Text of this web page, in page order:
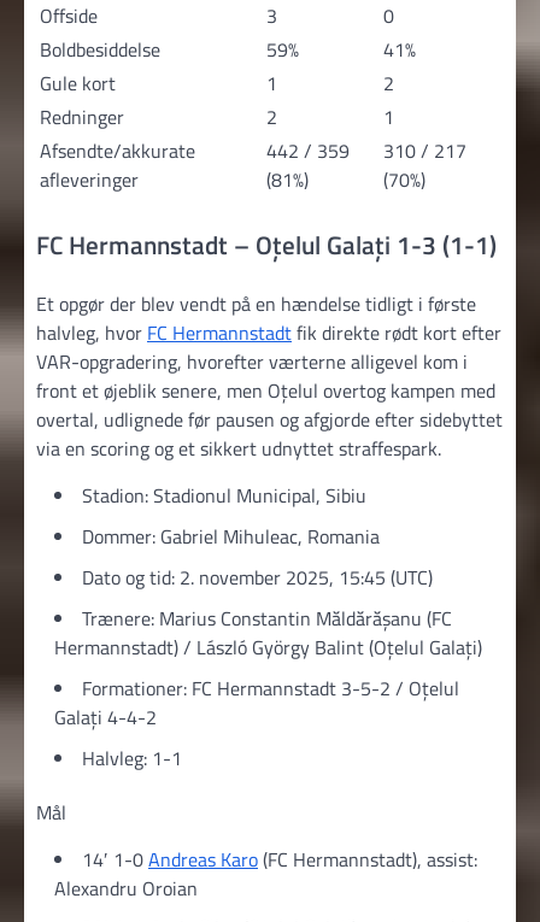
Offside
3
0
Boldbesiddelse
59%
41%
Gule kort
1
2
Redninger
2
1
Afsendte/akkurate
afleveringer
442 / 359
(81%)
310 / 217
(70%)
FC Hermannstadt – Oțelul Galați 1-3 (1-1)
Et opgør der blev vendt på en hændelse tidligt i første
halvleg, hvor FC Hermannstadtfik direkte rødt kort efter
VAR-opgradering, hvorefter værterne alligevel kom i
front et øjeblik senere, men Oțelul overtog kampen med
overtal, udlignede før pausen og afgjorde efter sidebyttet
via en scoring og et sikkert udnyttet straffespark.
Stadion: Stadionul Municipal, Sibiu
Dommer: Gabriel Mihuleac, Romania
Dato og tid: 2. november 2025, 15:45 (UTC)
Trænere: Marius Constantin Măldărăşanu (FC
Hermannstadt) / László György Balint (Oțelul Galați)
Formationer: FC Hermannstadt 3-5-2 / Oțelul
Galați 4-4-2
Halvleg: 1-1
Mål
14′ 1-0Andreas Karo(FC Hermannstadt), assist:
Alexandru Oroian